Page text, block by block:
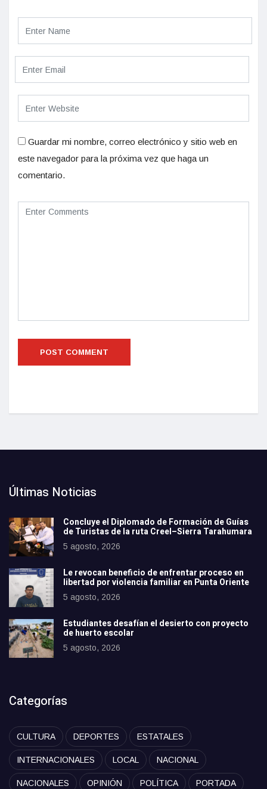
Guardar mi nombre, correo electrónico y sitio web en
este navegador para la próxima vez que haga un
comentario.
Últimas Noticias
Concluye el Diplomado de Formación de Guías
de Turistas de la ruta Creel–Sierra Tarahumara
5 agosto, 2026
Le revocan beneficio de enfrentar proceso en
libertad por violencia familiar en Punta Oriente
5 agosto, 2026
Estudiantes desafían el desierto con proyecto
de huerto escolar
5 agosto, 2026
Categorías
CULTURA DEPORTES ESTATALES
INTERNACIONALES LOCAL NACIONAL
NACIONALES OPINIÓN POLÍTICA PORTADA